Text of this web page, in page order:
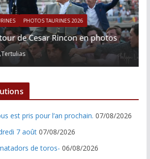
PHOTOS TAURINES 2026
de Cesar Rincon en photos
est pris pour l’an prochain. 07/08/2026
7 août 07/08/2026
de toros- 06/08/2026